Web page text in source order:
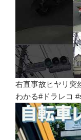
右直事故ヒヤリ突
わかる#ドラレコ